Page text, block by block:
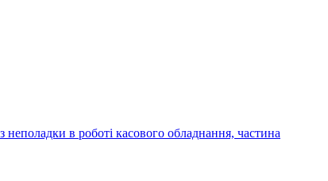
неполадки в роботі касового обладнання, частина